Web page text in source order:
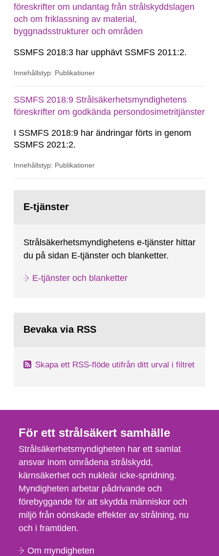
föreskrifter om undantag från strålskyddslagen
och om friklassning av material,
byggnadsstrukturer och områden
SSMFS 2018:3 har upphävt SSMFS 2011:2.
Innehållstyp: Publikationer
SSMFS 2018:9 Strålsäkerhetsmyndighetens
föreskrifter om godkända persondosimetritjänster
I SSMFS 2018:9 har ändringar förts in genom
SSMFS 2021:2.
Innehållstyp: Publikationer
sida:E-tjänster
Strålsäkerhetsmyndighetens e-tjänster hittar
du på sidan E-tjänster och blanketter.
E-tjänster och blanketter
Bevaka via RSS
Skapa ett RSS-flöde utifrån ditt urval i filtret
För ett strålsäkert samhälle
Strålsäkerhetsmyndigheten har ett samlat
ansvar inom områdena strålskydd,
kärnsäkerhet och nukleär icke-spridning.
Myndigheten arbetar pådrivande och
förebyggande för att skydda människor och
miljö från oönskade effekter av strålning, nu
och i framtiden.
Om myndigheten